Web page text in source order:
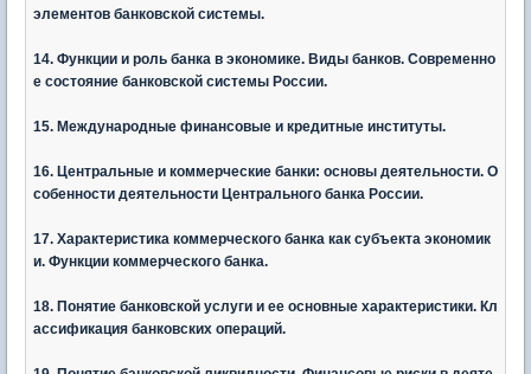
элементов банковской системы.
14. Функции и роль банка в экономике. Виды банков. Современно
е состояние банковской системы России.
15. Международные финансовые и кредитные институты.
16. Центральные и коммерческие банки: основы деятельности. О
собенности деятельности Центрального банка России.
17. Характеристика коммерческого банка как субъекта экономик
и. Функции коммерческого банка.
18. Понятие банковской услуги и ее основные характеристики. Кл
ассификация банковских операций.